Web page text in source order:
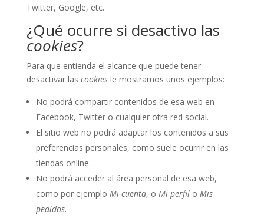
Twitter, Google, etc.
¿Qué ocurre si desactivo las
cookies?
Para que entienda el alcance que puede tener
desactivar las cookiesle mostramos unos ejemplos:
No podrá compartir contenidos de esa web en
Facebook, Twitter o cualquier otra red social.
El sitio web no podrá adaptar los contenidos a sus
preferencias personales, como suele ocurrir en las
tiendas online.
No podrá acceder al área personal de esa web,
como por ejemplo Mi cuenta, o Mi perfilo Mis
pedidos.